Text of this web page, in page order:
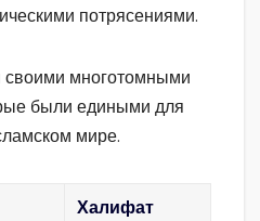
потрясениями.
своими многотомными
были едиными для
мире.
Халифат